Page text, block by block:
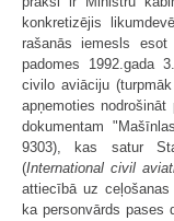
konkretizējis
rašanās iemesls esot
padomes 1992.gada
civilo aviāciju
apņemoties
dokumentam
9303), kas satur
(International civil
attiecībā uz ceļošanas
ka personvārds pases